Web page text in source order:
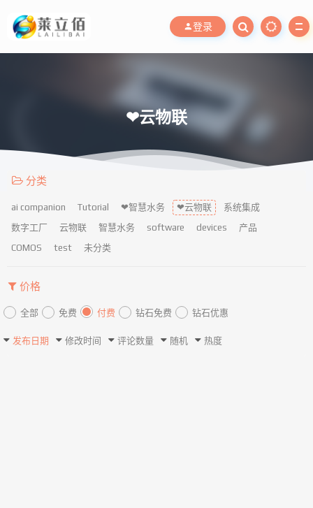
登录
❤云物联
分类
ai companion Tutorial ❤智慧水务 ❤云物联
系统集成
数字工厂
云物联 智慧水务 software devices
产品
COMOS
test 未分类
价格
全部 免费 付费 钻石免费 钻石优惠
发布日期 修改时间 评论数量 随机 热度